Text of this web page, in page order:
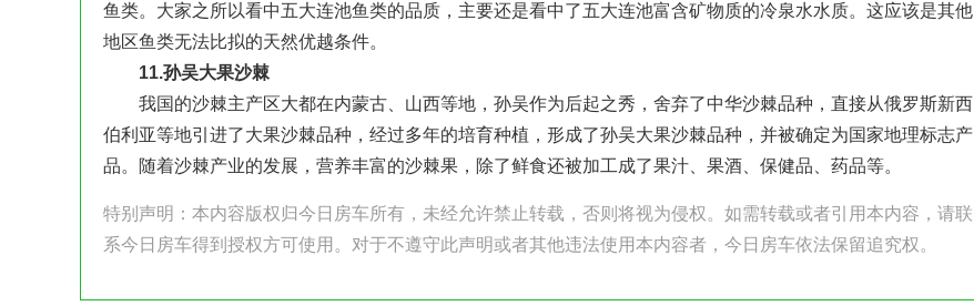
鱼类。大家之所以看中五大连池鱼类的品质，主要还是看中了五大连池富含矿物质的冷泉水水质。这应该是其他
地区鱼类无法比拟的天然优越条件。
11.孙吴大果沙棘
我国的沙棘主产区大都在内蒙古、山西等地，孙吴作为后起之秀，舍弃了中华沙棘品种，直接从俄罗斯新西
伯利亚等地引进了大果沙棘品种，经过多年的培育种植，形成了孙吴大果沙棘品种，并被确定为国家地理标志产
品。随着沙棘产业的发展，营养丰富的沙棘果，除了鲜食还被加工成了果汁、果酒、保健品、药品等。
特别声明：本内容版权归今日房车所有，未经允许禁止转载，否则将视为侵权。如需转载或者引用本内容，请联
系今日房车得到授权方可使用。对于不遵守此声明或者其他违法使用本内容者，今日房车依法保留追究权。